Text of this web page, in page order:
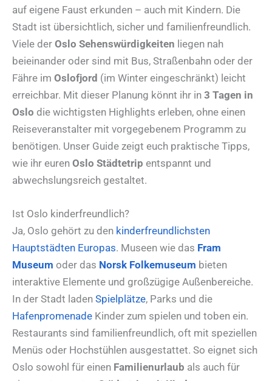
auf eigene Faust erkunden – auch mit Kindern. Die
Stadt ist übersichtlich, sicher und familienfreundlich.
Viele der Oslo Sehenswürdigkeiten liegen nah
beieinander oder sind mit Bus, Straßenbahn oder der
Fähre im Oslofjord (im Winter eingeschränkt) leicht
erreichbar. Mit dieser Planung könnt ihr in 3 Tagen in
Oslo die wichtigsten Highlights erleben, ohne einen
Reiseveranstalter mit vorgegebenem Programm zu
benötigen. Unser Guide zeigt euch praktische Tipps,
wie ihr euren Oslo Städtetrip entspannt und
abwechslungsreich gestaltet.
Ist Oslo kinderfreundlich?
Ja, Oslo gehört zu den kinderfreundlichsten
Hauptstädten Europas. Museen wie das Fram
Museum oder das Norsk Folkemuseum bieten
interaktive Elemente und großzügige Außenbereiche.
In der Stadt laden Spielplätze, Parks und die
Hafenpromenade Kinder zum spielen und toben ein.
Restaurants sind familienfreundlich, oft mit speziellen
Menüs oder Hochstühlen ausgestattet. So eignet sich
Oslo sowohl für einen Familienurlaub als auch für